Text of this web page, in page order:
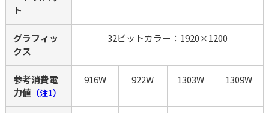
ト
グラフィッ
クス
32ビットカラー：1920×1200
参考消費電
力値 （注1）
916W 922W 1303W 1309W